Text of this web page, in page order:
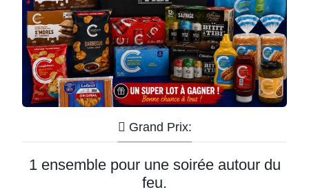
Grand Prix:
1 ensemble pour une soirée autour du
feu.